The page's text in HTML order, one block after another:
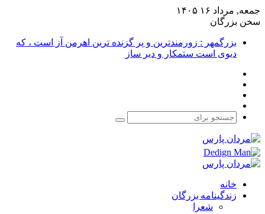
جمعه, مرداد ۱۶ ۱۴۰۵
سخن بزرگان
بزرگمهر : زورمندترین و پر گزنده ترین اهرمن آز است ، که
دیوی است ستمکار و دیر ساز
جستجو
خانه
زندگینامه بزرگان
شعرا